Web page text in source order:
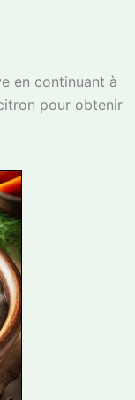
en continuant à
pour obtenir